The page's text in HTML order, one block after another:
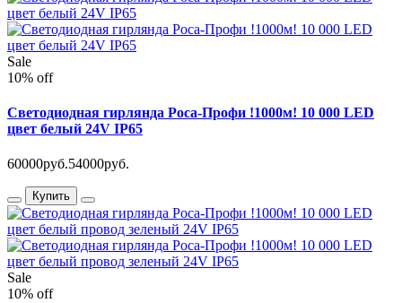
Sale
10% off
Светодиодная гирлянда Роса-Профи !1000м! 10 000 LED
цвет белый 24V IP65
60000руб.54000руб.
Купить
Sale
10% off